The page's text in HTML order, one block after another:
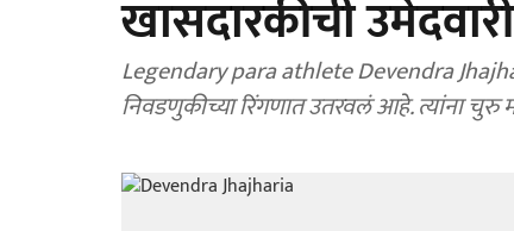
खासदारकीची उमेदवारी
Legendary para athlete Devendra
निवडणुकीच्या रिंगणात उतरवलं आहे. त्यांना